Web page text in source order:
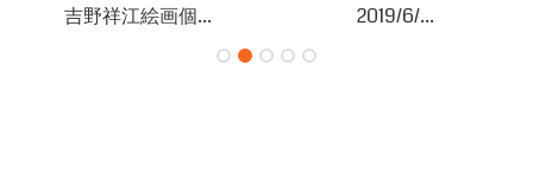
吉野祥江絵画個... 2019/6/...